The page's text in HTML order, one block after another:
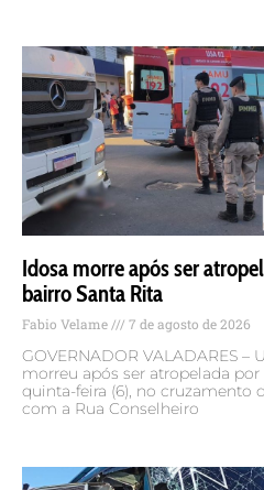
Idosa morre após ser
bairro Santa Rita
Fabio Velame 7 de agosto de 2026
GOVERNADOR VALADARES –
morreu após ser atropelada
quinta-feira (6), no cruzamento
com a Rua Conselheiro